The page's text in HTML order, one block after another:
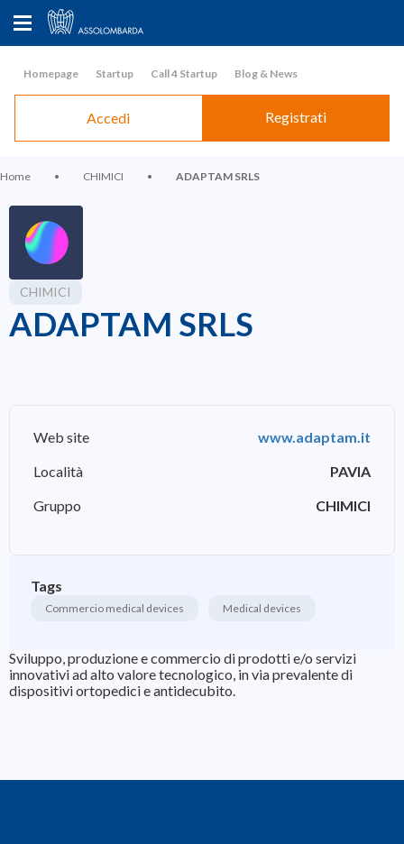
Homepage Startup Call 4 Startup Blog & News
Accedi Registrati
Home • CHIMICI • ADAPTAM SRLS
CHIMICI
ADAPTAM SRLS
Web site
www.adaptam.it
Località
PAVIA
Gruppo
CHIMICI
Tags
Commercio medical devices Medical devices
Sviluppo, produzione e commercio di prodotti e/o servizi
innovativi ad alto valore tecnologico, in via prevalente di
dispositivi ortopedici e antidecubito.